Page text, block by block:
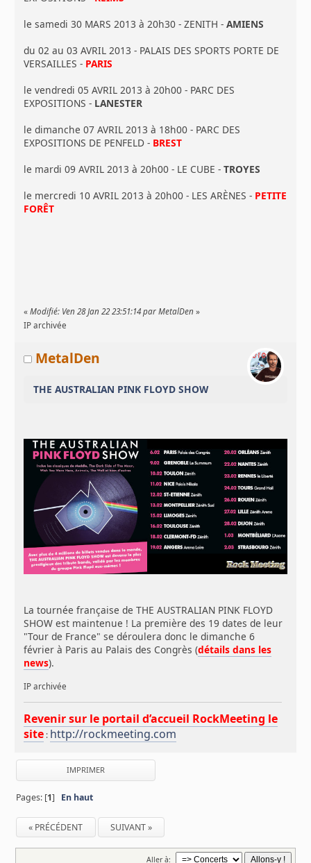
le samedi 30 MARS 2013 à 20h30 - ZENITH -AMIENS
du 02 au 03 AVRIL 2013 - PALAIS DES SPORTS PORTE DE
VERSAILLES - PARIS
le vendredi 05 AVRIL 2013 à 20h00 - PARC DES
EXPOSITIONS - LANESTER
le dimanche 07 AVRIL 2013 à 18h00 - PARC DES
EXPOSITIONS DE PENFELD - BREST
le mardi 09 AVRIL 2013 à 20h00 - LE CUBE -TROYES
le mercredi 10 AVRIL 2013 à 20h00 - LES ARÈNES - PETITE
FORÊT
«Modifié: Ven 28 Jan 22 23:51:14 par MetalDen »
IP archivée
MetalDen
THE AUSTRALIAN PINK FLOYD SHOW
La tournée française de THE AUSTRALIAN PINK FLOYD
SHOW est maintenue ! La première des 19 dates de leur
"Tour de France" se déroulera donc le dimanche 6
février à Paris au Palais des Congrès (détails dans les
news).
IP archivée
Revenir sur le portail d’accueil RockMeeting le
site : http://rockmeeting.com
IMPRIMER
Pages: [1] En haut
« PRÉCÉDENT SUIVANT »
Aller à: